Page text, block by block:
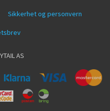
Sikkerhet og personvern
AS